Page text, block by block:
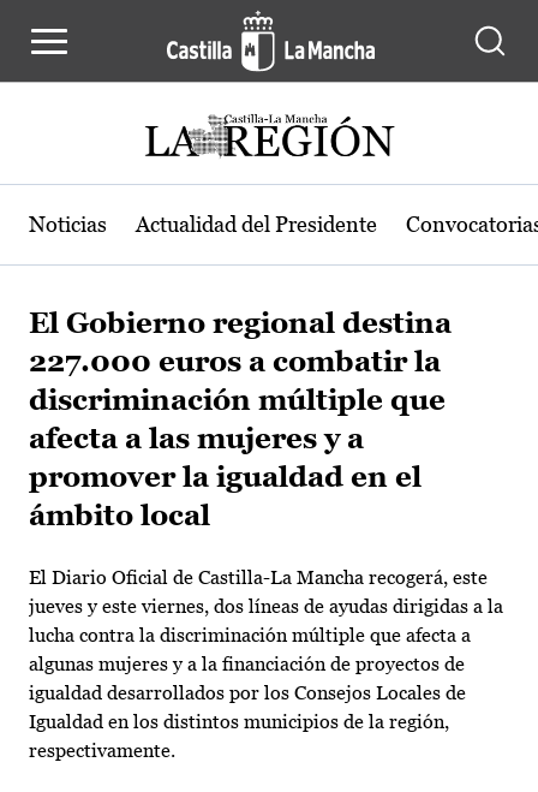
Noticias Actualidad del Presidente
El Gobierno regional destina
227.000 euros a combatir la
discriminación múltiple que
afecta a las mujeres y a
promover la igualdad en el
ámbito local
El Diario Oficial de Castilla-La Mancha recogerá, este
jueves y este viernes, dos líneas de ayudas dirigidas a la
lucha contra la discriminación múltiple que afecta a
algunas mujeres y a la financiación de proyectos de
igualdad desarrollados por los Consejos Locales de
Igualdad en los distintos municipios de la región,
respectivamente.